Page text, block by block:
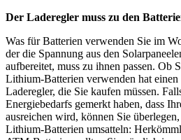
Der Laderegler muss zu den
Was für Batterien verwenden Sie im
der die Spannung aus den
aufbereitet, muss zu ihnen passen. Ob
Lithium-Batterien verwenden hat
Laderegler, die Sie kaufen müssen.
Energiebedarfs gemerkt haben, dass
ausreichen wird, können Sie
Lithium-Batterien umsatteln: